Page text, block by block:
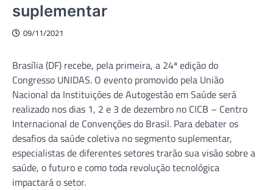
suplementar
09/11/2021
Brasília (DF) recebe, pela primeira, a 24ª edição do
Congresso UNIDAS. O evento promovido pela União
Nacional da Instituições de Autogestão em Saúde será
realizado nos dias 1, 2 e 3 de dezembro no CICB – Centro
Internacional de Convenções do Brasil. Para debater os
desafios da saúde coletiva no segmento suplementar,
especialistas de diferentes setores trarão sua visão sobre a
saúde, o futuro e como toda revolução tecnológica
impactará o setor.